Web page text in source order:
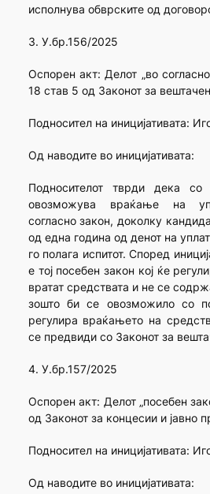
исполнува обврските од
3. У.бр.156/2025
Оспорен акт: Делот „во
18 став 5 од Законот за
Подносител на иницијативата:
Од наводите во иницијативата:
Подносителот тврди дека
овозможува враќање на
согласно закон, доколку
од една година од денот на
го полага испитот. Според
е тој посебен закон кој ќе
вратат средствата и не се
зошто би се овозможило со
регулира враќањето на
се предвиди со Законот за
4. У.бр.157/2025
Оспорен акт: Делот „посебен
од Законот за концесии и јавно
Подносител на иницијативата:
Од наводите во иницијативата: